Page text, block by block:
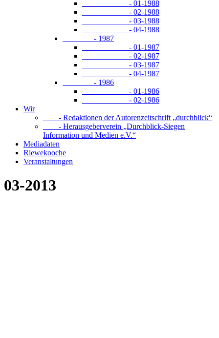
- 01-1988
- 02-1988
- 03-1988
- 04-1988
- 1987
- 01-1987
- 02-1987
- 03-1987
- 04-1987
- 1986
- 01-1986
- 02-1986
Wir
- Redaktionen der Autorenzeitschrift „durchblick“
- Herausgeberverein „Durchblick-Siegen
Information und Medien e.V.“
Mediadaten
Riewekooche
Veranstaltungen
03-2013